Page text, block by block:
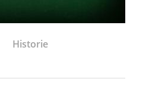
Historie